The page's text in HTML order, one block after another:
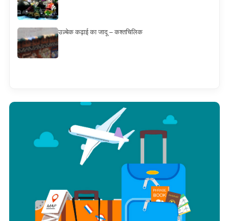
उज़्बेक कढ़ाई का जादू – कश्तचिलिक